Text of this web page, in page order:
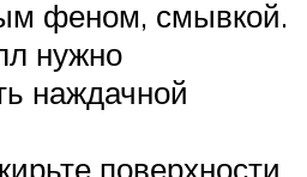
феном, смывкой.
нужно
наждачной
поверхности